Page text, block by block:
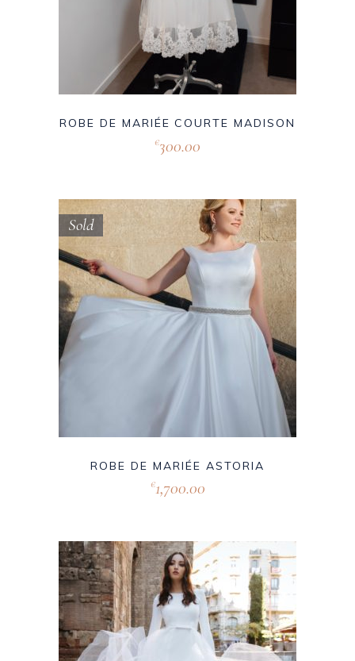
ROBE DE MARIÉE COURTE MADISON
€300.00
Sold
ROBE DE MARIÉE ASTORIA
€1,700.00